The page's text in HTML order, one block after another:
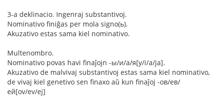
3-a deklinacio. Ingenraj substantivoj.
Nominativo finiĝas per mola signo(ь).
Akuzativo estas sama kiel nominativo.
Multenombro.
Nominativo povas havi finaĵojn -ы/и/а/я[y/i/a/ja].
Akuzativo de malvivaj substantivoj estas sama kiel nominativo,
de vivaj kiel genetivo sen finaxo aŭ kun finaĵoj -ов/ев/
ей[ov/ev/ej]